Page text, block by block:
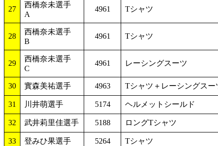
27
西橋奈未選手
A
4961 Tシャツ
28
西橋奈未選手
B
4961 Tシャツ
29
西橋奈未選手
C
4961 レーシングスーツ
30 實森美祐選手 4963 Tシャツ＋レーシングスー
31 川井萌選手 5174 ヘルメットシールド
32 武井莉里佳選手 5188 ロングTシャツ
33 登みひ果選手 5264 Tシャツ